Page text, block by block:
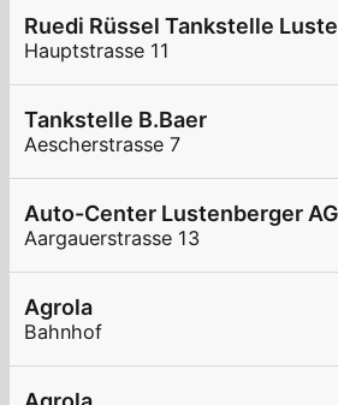
Hauptstrasse 11
Tankstelle B.Baer
Aescherstrasse 7
Auto-Center Lustenberger AG
Aargauerstrasse 13
Agrola
Bahnhof